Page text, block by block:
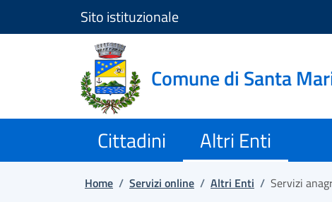
Salta e vai al contenuto
Salta e vai al footer
Sito istituzionale
Comune di Santa
Cittadini Altri Enti
Home / Servizi online / Altri Enti / Servizi